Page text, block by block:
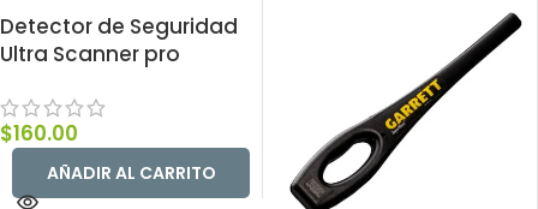
Detector de Seguridad
Ultra Scanner pro
$160.00
AÑADIR AL CARRITO